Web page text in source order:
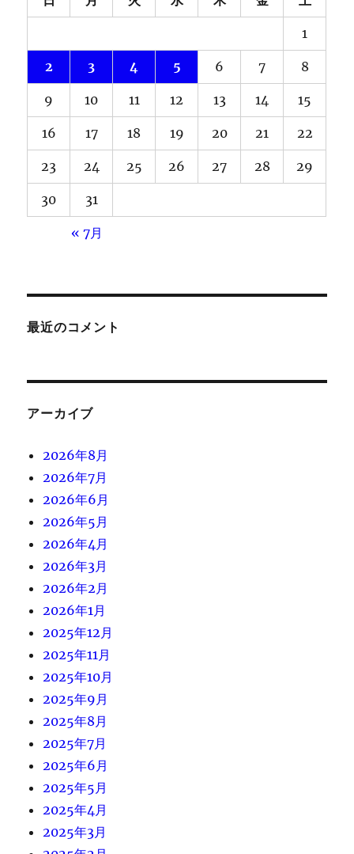
1
2 3 4 5 6 7 8
9 10 11 12 13 14 15
16 17 18 19 20 21 22
23 24 25 26 27 28 29
30 31
« 7月
最近のコメント
アーカイブ
2026年8月
2026年7月
2026年6月
2026年5月
2026年4月
2026年3月
2026年2月
2026年1月
2025年12月
2025年11月
2025年10月
2025年9月
2025年8月
2025年7月
2025年6月
2025年5月
2025年4月
2025年3月